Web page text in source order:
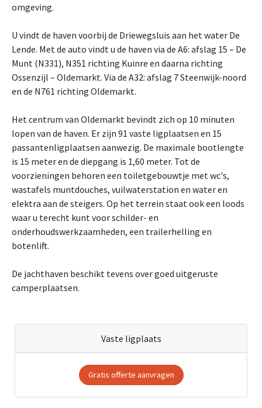
omgeving.
U vindt de haven voorbij de Driewegsluis aan het water De
Lende. Met de auto vindt u de haven via de A6: afslag 15 – De
Munt (N331), N351 richting Kuinre en daarna richting
Ossenzijl – Oldemarkt. Via de A32: afslag 7 Steenwijk-noord
en de N761 richting Oldemarkt.
Het centrum van Oldemarkt bevindt zich op 10 minuten
lopen van de haven. Er zijn 91 vaste ligplaatsen en 15
passantenligplaatsen aanwezig. De maximale bootlengte
is 15 meter en de diepgang is 1,60 meter. Tot de
voorzieningen behoren een toiletgebouwtje met wc's,
wastafels muntdouches, vuilwaterstation en water en
elektra aan de steigers. Op het terrein staat ook een loods
waar u terecht kunt voor schilder- en
onderhoudswerkzaamheden, een trailerhelling en
botenlift.
De jachthaven beschikt tevens over goed uitgeruste
camperplaatsen.
Vaste ligplaats
Gratis offerte aanvragen